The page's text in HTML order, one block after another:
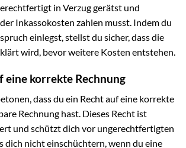
in Verzug gerätst und
Inkassokosten zahlen musst. Indem du
einlegst, stellst du sicher, dass die
wird, bevor weitere Kosten entstehen.
eine korrekte Rechnung
dass du ein Recht auf eine korrekte
Rechnung hast. Dieses Recht ist
und schützt dich vor ungerechtfertigten
dich nicht einschüchtern, wenn du eine